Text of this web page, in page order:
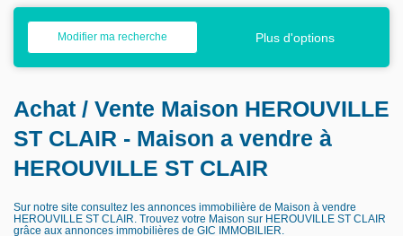
Acheter
Louer
Estimer
Nos services
Nos agences
Modifier ma recherche Plus d'options
Achat / Vente Maison HEROUVILLE
ST CLAIR - Maison a vendre à
HEROUVILLE ST CLAIR
Sur notre site consultez les annonces immobilière de Maison à vendre
HEROUVILLE ST CLAIR. Trouvez votre Maison sur HEROUVILLE ST CLAIR
grâce aux annonces immobilières de GIC IMMOBILIER.